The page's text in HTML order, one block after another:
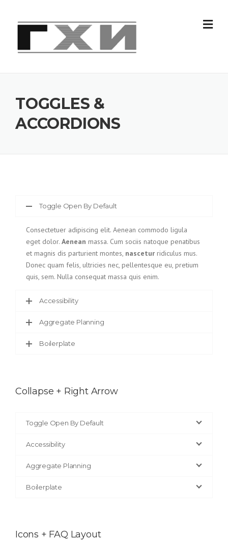
TOGGLES &
ACCORDIONS
Toggle Open By Default
Consectetuer adipiscing elit. Aenean commodo ligula
eget dolor. Aenean massa. Cum sociis natoque penatibus
et magnis dis parturient montes, nascetur ridiculus mus.
Donec quam felis, ultricies nec, pellentesque eu, pretium
quis, sem. Nulla consequat massa quis enim.
Accessibility
Aggregate Planning
Boilerplate
Collapse + Right Arrow
Toggle Open By Default
Accessibility
Aggregate Planning
Boilerplate
Icons + FAQ Layout